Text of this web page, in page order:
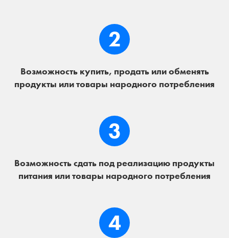
2
Возможность купить, продать или обменять
продукты или товары народного потребления
3
Возможность сдать под реализацию продукты
питания или товары народного потребления
4